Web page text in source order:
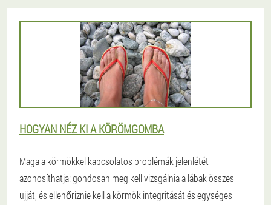
HOGYAN NÉZ KI A KÖRÖMGOMBA
Maga a körmökkel kapcsolatos problémák jelenlétét
azonosíthatja: gondosan meg kell vizsgálnia a lábak összes
ujját, és ellenőriznie kell a körmök integritását és egységes